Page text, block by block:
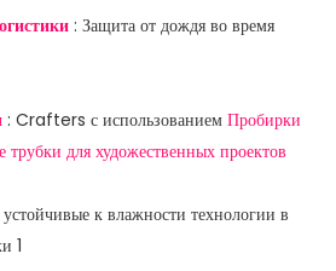
: Защита от дождя во время
: Crafters с использованием Пробирки
трубки для художественных проектов